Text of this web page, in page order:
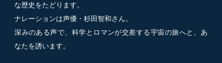
な歴史をたどります。
ナレーションは声優・杉田智和さん。
深みのある声で、科学とロマンが交差する宇宙の旅へと、あ
なたを誘います。